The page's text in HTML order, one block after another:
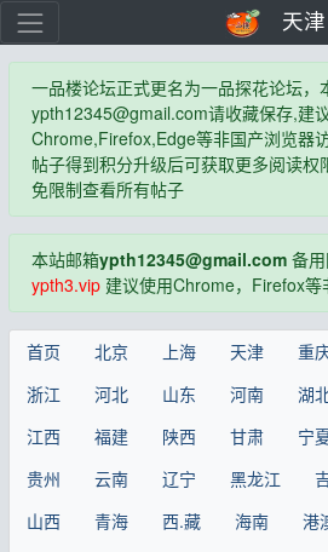
天津
一品楼论坛正式更名为一品探花论坛，
ypth12345@gmail.com请收藏保存,建
Chrome,Firefox,Edge等非国产浏览器
帖子得到积分升级后可获取更多阅读权
免限制查看所有帖子
本站邮箱ypth12345@gmail.com备用
ypth3.vip建议使用Chrome，Firefox等
首页 北京 上海 天津 重
浙江
河北 山东 河南 湖
江西
福建 陕西 甘肃 宁
贵州
云南 辽宁 黑龙江
山西
青海 西.藏 海南 港